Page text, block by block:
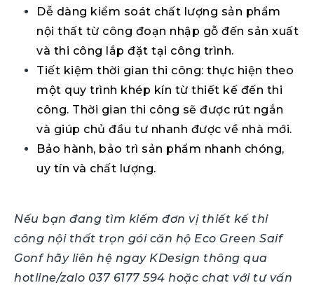
Dễ dàng kiểm soát chất lượng sản phẩm
nội thất từ công đoạn nhập gỗ đến sản xuất
và thi công lắp đặt tại công trình.
Tiết kiệm thời gian thi công: thực hiện theo
một quy trình khép kín từ thiết kế đến thi
công. Thời gian thi công sẽ được rút ngắn
và giúp chủ đầu tư nhanh được về nhà mới.
Bảo hành, bảo trì sản phẩm nhanh chóng,
uy tín và chất lượng.
Nếu bạn đang tìm kiếm đơn vị thiết kế thi
công nội thất trọn gói căn hộ Eco Green Saif
Gonf hãy liên hệ ngay KDesign thông qua
hotline/zalo 037 6177 594 hoặc chat với tư vấn